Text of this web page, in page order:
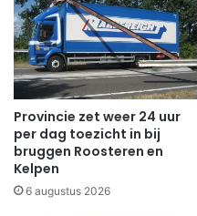
Provincie zet weer 24 uur
per dag toezicht in bij
bruggen Roosteren en
Kelpen
6 augustus 2026